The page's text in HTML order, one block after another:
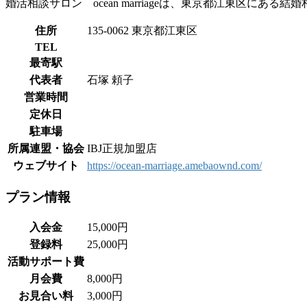
婚活相談サロン ocean marriageは、東京都江東区にある結婚
住所
135-0062 東京都江東区
TEL
最寄駅
代表者
石塚 頼子
営業時間
定休日
駐車場
所属連盟・協会 IBJ正規加盟店
ウェブサイト
https://ocean-marriage.amebaownd.com/
プラン情報
入会金
15,000円
登録料
25,000円
活動サポート費
月会費
8,000円
お見合い料
3,000円